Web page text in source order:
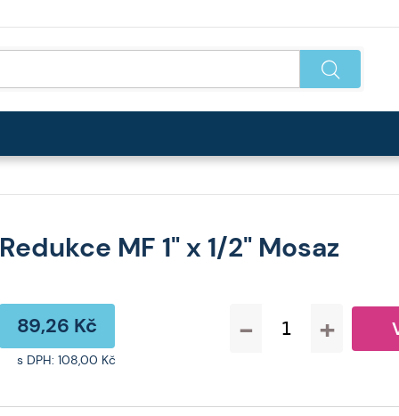
Redukce MF 1" x 1/2" Mosaz
89,26 Kč
s DPH: 108,00 Kč
- +